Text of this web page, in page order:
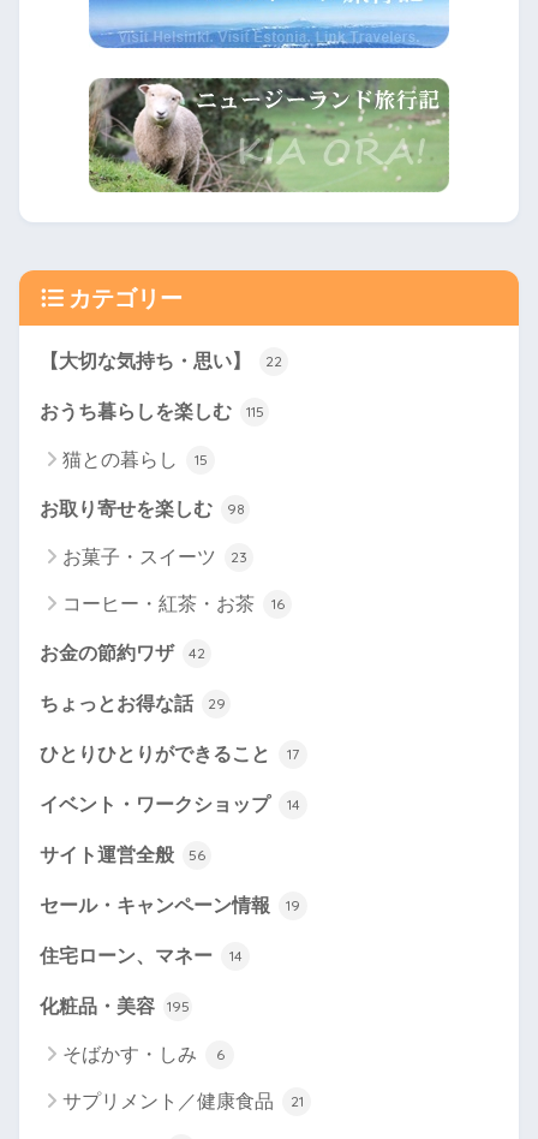
カテゴリー
【大切な気持ち・思い】 22
おうち暮らしを楽しむ 115
猫との暮らし 15
お取り寄せを楽しむ 98
お菓子・スイーツ 23
コーヒー・紅茶・お茶 16
お金の節約ワザ 42
ちょっとお得な話 29
ひとりひとりができること 17
イベント・ワークショップ 14
サイト運営全般 56
セール・キャンペーン情報 19
住宅ローン、マネー 14
化粧品・美容 195
そばかす・しみ 6
サプリメント／健康食品 21